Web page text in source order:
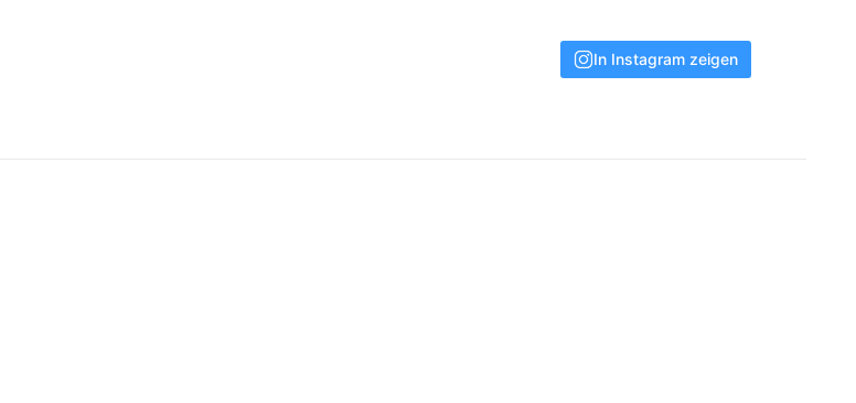
In Instagram zeigen